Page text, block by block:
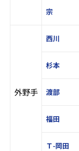
宗
外野手
西川
杉本
渡部
福田
Ｔ-岡田